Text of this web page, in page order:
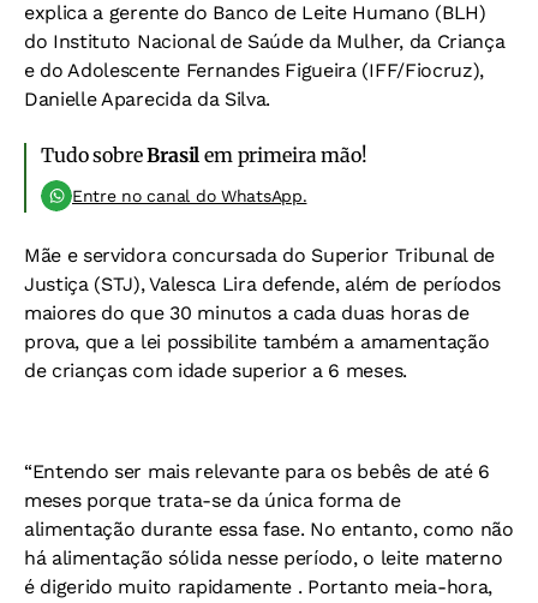
explica a gerente do Banco de Leite Humano (BLH)
do Instituto Nacional de Saúde da Mulher, da Criança
e do Adolescente Fernandes Figueira (IFF/Fiocruz),
Danielle Aparecida da Silva.
Tudo sobreBrasil em primeira mão!
Entre no canal do WhatsApp.
Mãe e servidora concursada do Superior Tribunal de
Justiça (STJ), Valesca Lira defende, além de períodos
maiores do que 30 minutos a cada duas horas de
prova, que a lei possibilite também a amamentação
de crianças com idade superior a 6 meses.
“Entendo ser mais relevante para os bebês de até 6
meses porque trata-se da única forma de
alimentação durante essa fase. No entanto, como não
há alimentação sólida nesse período, o leite materno
é digerido muito rapidamente . Portanto meia-hora,